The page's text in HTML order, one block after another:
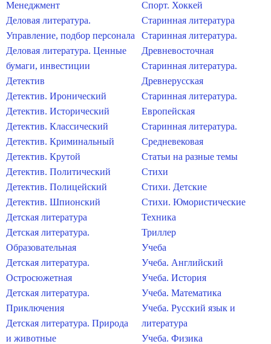
Менеджмент
Деловая литература.
Управление, подбор персонала
Деловая литература. Ценные
бумаги, инвестиции
Детектив
Детектив. Иронический
Детектив. Исторический
Детектив. Классический
Детектив. Криминальный
Детектив. Крутой
Детектив. Политический
Детектив. Полицейский
Детектив. Шпионский
Детская литература
Детская литература.
Образовательная
Детская литература.
Остросюжетная
Детская литература.
Приключения
Детская литература. Природа
и животные
Спорт. Хоккей
Старинная литература
Старинная литература.
Древневосточная
Старинная литература.
Древнерусская
Старинная литература.
Европейская
Старинная литература.
Средневековая
Статьи на разные темы
Стихи
Стихи. Детские
Стихи. Юмористические
Техника
Триллер
Учеба
Учеба. Английский
Учеба. История
Учеба. Математика
Учеба. Русский язык и
литература
Учеба. Физика